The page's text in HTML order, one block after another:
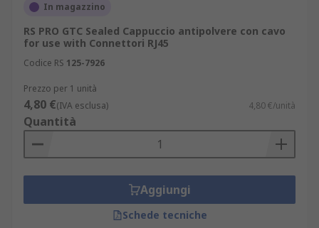
In magazzino
RS PRO GTC Sealed Cappuccio antipolvere con cavo
for use with Connettori RJ45
Codice RS 125-7926
Prezzo per 1 unità
4,80 €(IVA esclusa) 4,80 €/unità
Quantità
Aggiungi
Schede tecniche